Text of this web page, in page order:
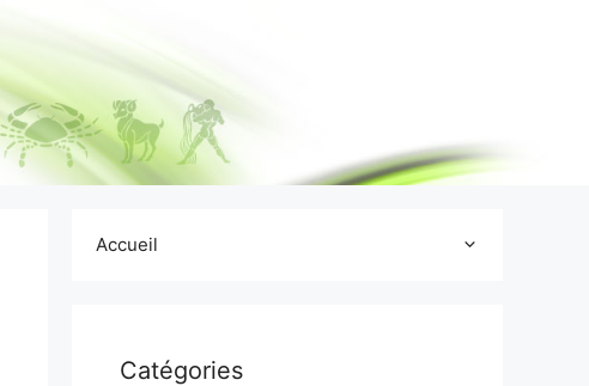
Accueil
Catégories